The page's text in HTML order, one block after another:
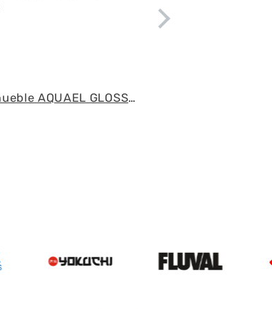
Acuario con mueble AQUAEL GLOSSY 150 BLACK de 405 litros